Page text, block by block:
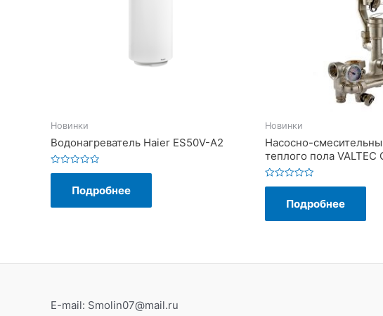
Новинки
Водонагреватель Haier ES50V-A2
Оценка
Подробнее
Новинки
Насосно-
теплого пола VALTEC
Оценка
Подробнее
E-mail: Smolin07@mail.ru